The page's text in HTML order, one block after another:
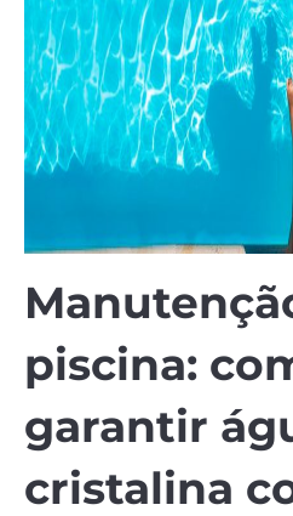
piscina:
garantir
cristalina